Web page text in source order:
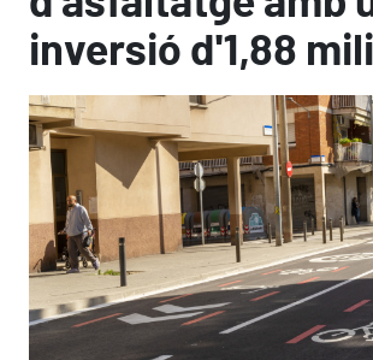
inversió d'1,88